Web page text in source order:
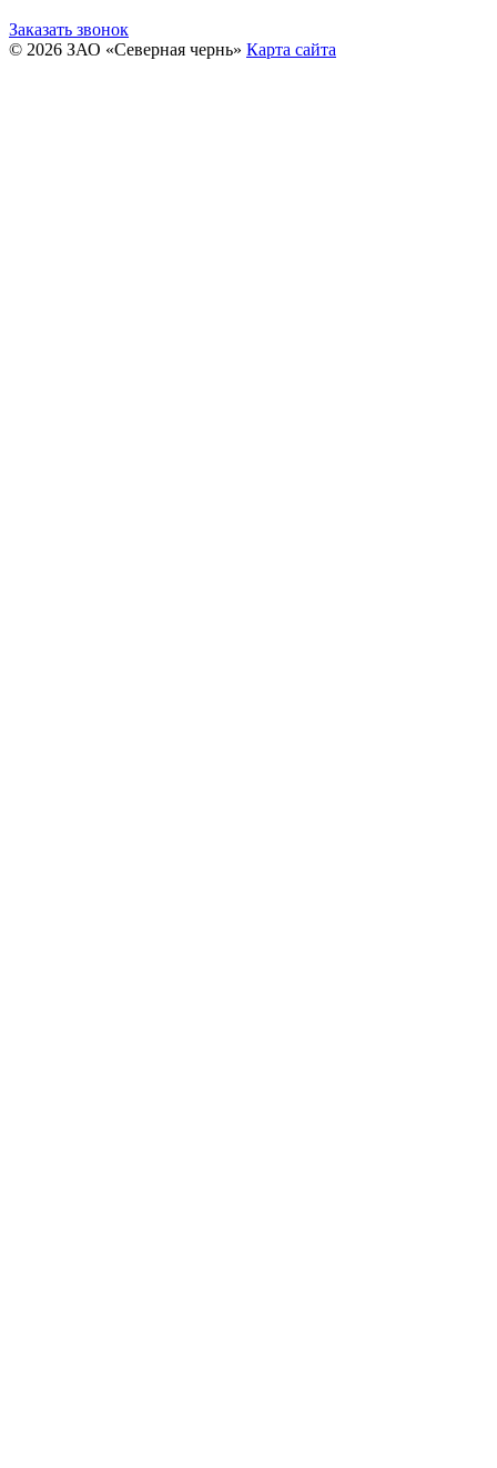
Заказать звонок
© 2026 ЗАО «Северная чернь» Карта сайта